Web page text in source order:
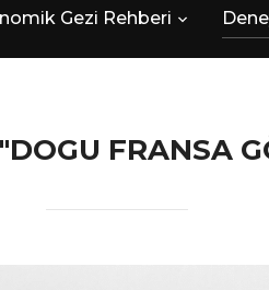
Gezi Rehberi
FRANSA